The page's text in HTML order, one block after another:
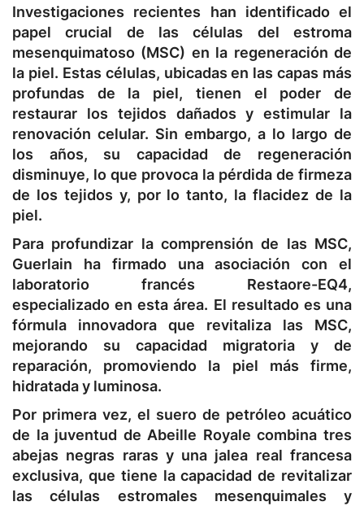
Investigaciones recientes han identificado el
papel crucial de las células del estroma
mesenquimatoso (MSC) en la regeneración de
la piel. Estas células, ubicadas en las capas más
profundas de la piel, tienen el poder de
restaurar los tejidos dañados y estimular la
renovación celular. Sin embargo, a lo largo de
los años, su capacidad de regeneración
disminuye, lo que provoca la pérdida de firmeza
de los tejidos y, por lo tanto, la flacidez de la
piel.
Para profundizar la comprensión de las MSC,
Guerlain ha firmado una asociación con el
laboratorio francés Restaore-EQ4,
especializado en esta área. El resultado es una
fórmula innovadora que revitaliza las MSC,
mejorando su capacidad migratoria y de
reparación, promoviendo la piel más firme,
hidratada y luminosa.
Por primera vez, el suero de petróleo acuático
de la juventud de Abeille Royale combina tres
abejas negras raras y una jalea real francesa
exclusiva, que tiene la capacidad de revitalizar
las células estromales mesenquimales y